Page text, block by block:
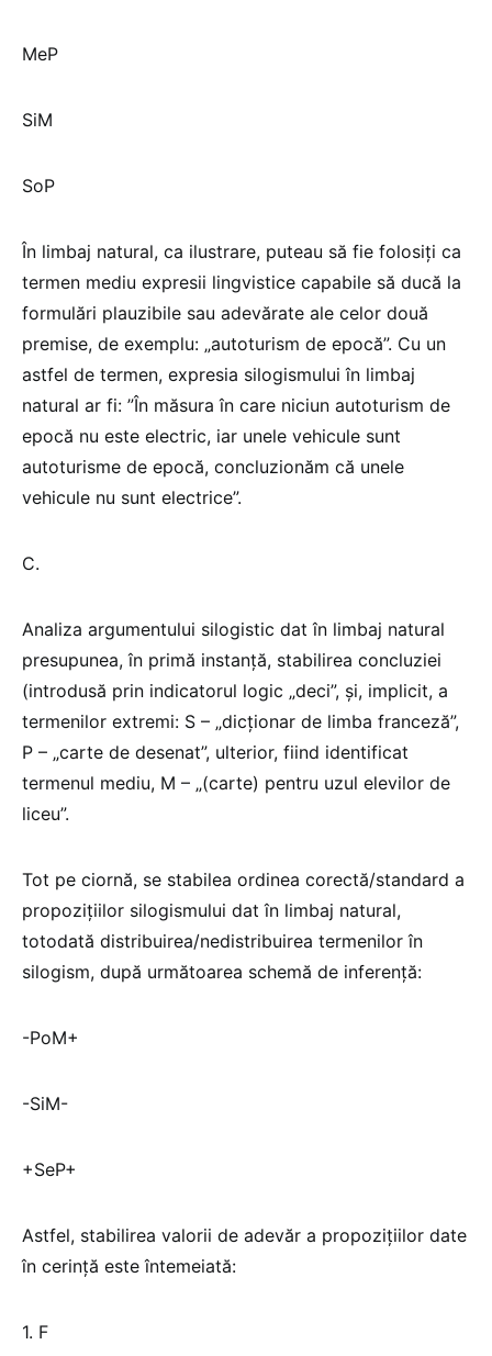
MeP
SiM
SoP
În limbaj natural, ca ilustrare, puteau să fie folosiți ca
termen mediu expresii lingvistice capabile să ducă la
formulări plauzibile sau adevărate ale celor două
premise, de exemplu: „autoturism de epocă”. Cu un
astfel de termen, expresia silogismului în limbaj
natural ar fi: ”În măsura în care niciun autoturism de
epocă nu este electric, iar unele vehicule sunt
autoturisme de epocă, concluzionăm că unele
vehicule nu sunt electrice”.
C.
Analiza argumentului silogistic dat în limbaj natural
presupunea, în primă instanță, stabilirea concluziei
(introdusă prin indicatorul logic „deci”, și, implicit, a
termenilor extremi: S – „dicționar de limba franceză”,
P – „carte de desenat”, ulterior, fiind identificat
termenul mediu, M – „(carte) pentru uzul elevilor de
liceu”.
Tot pe ciornă, se stabilea ordinea corectă/standard a
propozițiilor silogismului dat în limbaj natural,
totodată distribuirea/nedistribuirea termenilor în
silogism, după următoarea schemă de inferență:
-PoM+
-SiM-
+SeP+
Astfel, stabilirea valorii de adevăr a propozițiilor date
în cerință este întemeiată:
1. F